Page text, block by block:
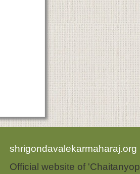
shrigondavalekarmaharaj.org
Official website of